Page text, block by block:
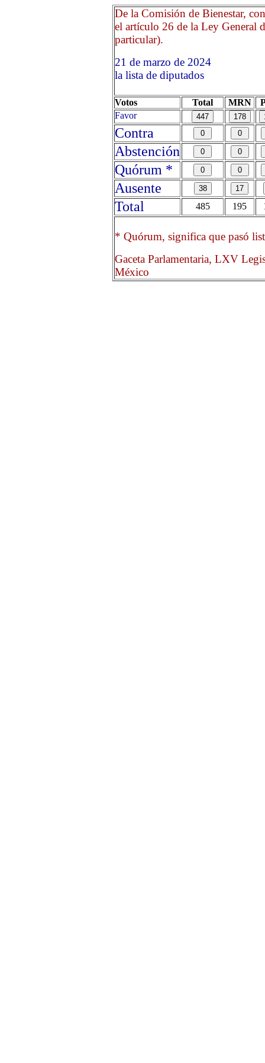
De la Comisión de Bienestar,
el artículo 26 de la Ley General
particular).
21 de marzo de 2024
la lista de diputados
Votos Total MRN
Favor
Contra
Abstención
Quórum *
Ausente
Total
485 195
* Quórum, significa que pasó
Gaceta Parlamentaria, LXV
México